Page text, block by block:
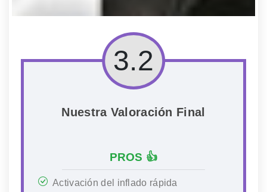
3.2
Nuestra Valoración Final
PROS 👍
Activación del inflado rápida